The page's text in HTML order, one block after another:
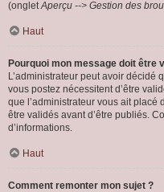
(ongletAperçu --> Gestion des
Haut
Pourquoi mon message doit être
L’administrateur peut avoir décidé
vous postez nécessitent d’être
que l’administrateur vous ait
être validés avant d’être publiés.
d’informations.
Haut
Comment remonter mon sujet ?